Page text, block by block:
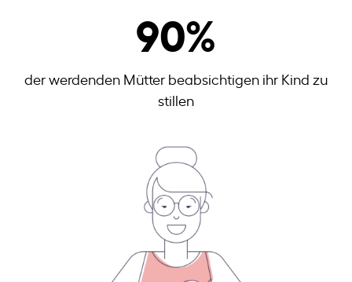
90%
der werdenden Mütter beabsichtigen ihr Kind zu
stillen